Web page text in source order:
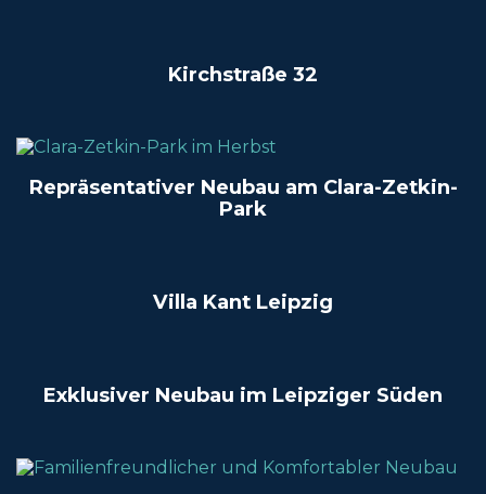
Kirchstraße 32
Repräsentativer Neubau am Clara-Zetkin-
Park
Villa Kant Leipzig
Exklusiver Neubau im Leipziger Süden